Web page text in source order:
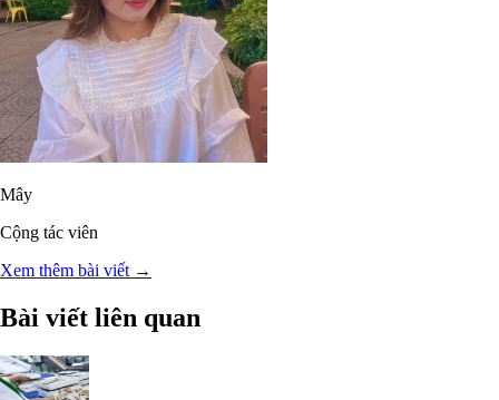
Mây
Cộng tác viên
Xem thêm bài viết →
Bài viết liên quan